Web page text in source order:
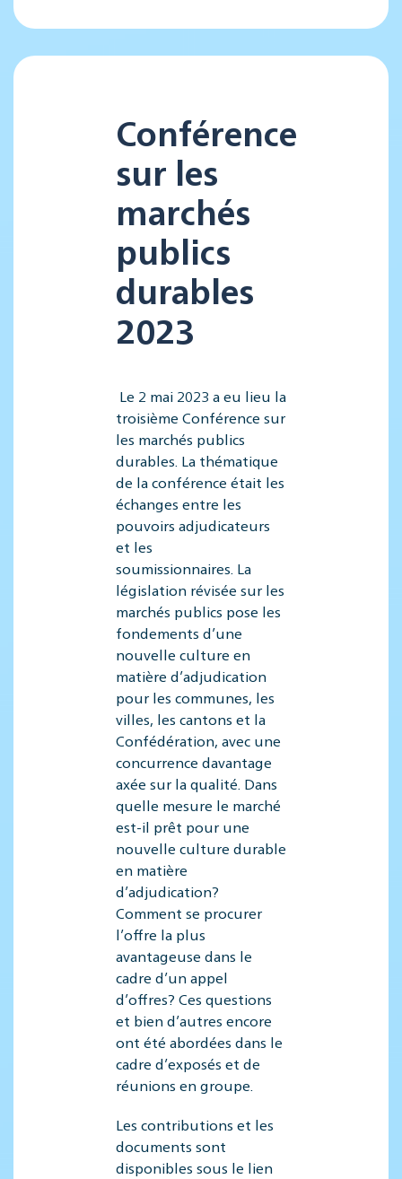
Conférence
sur les
marchés
publics
durables
2023
Le 2 mai 2023 a eu lieu la
troisième Conférence sur
les marchés publics
durables. La thématique
de la conférence était les
échanges entre les
pouvoirs adjudicateurs
et les
soumissionnaires. La
législation révisée sur les
marchés publics pose les
fondements d’une
nouvelle culture en
matière d’adjudication
pour les communes, les
villes, les cantons et la
Confédération, avec une
concurrence davantage
axée sur la qualité. Dans
quelle mesure le marché
est-il prêt pour une
nouvelle culture durable
en matière
d’adjudication?
Comment se procurer
l’offre la plus
avantageuse dans le
cadre d’un appel
d’offres? Ces questions
et bien d’autres encore
ont été abordées dans le
cadre d’exposés et de
réunions en groupe.
Les contributions et les
documents sont
disponibles sous le lien